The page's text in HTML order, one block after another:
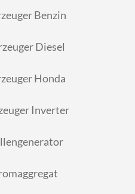
Benzin
Diesel
Honda
Inverter